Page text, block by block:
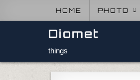
HOME PHOTO
Diomet
things